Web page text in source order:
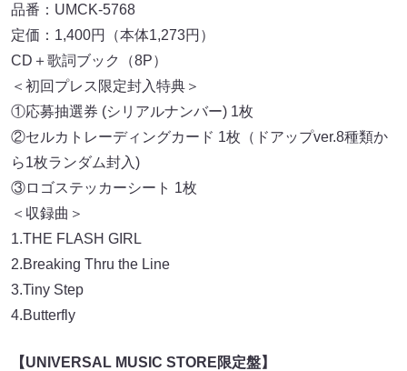
品番：UMCK-5768
定価：1,400円（本体1,273円）
CD＋歌詞ブック（8P）
＜初回プレス限定封入特典＞
①応募抽選券 (シリアルナンバー) 1枚
②セルカトレーディングカード 1枚（ドアップver.8種類か
ら1枚ランダム封入)
③ロゴステッカーシート 1枚
＜収録曲＞
1.THE FLASH GIRL
2.Breaking Thru the Line
3.Tiny Step
4.Butterfly
【UNIVERSAL MUSIC STORE限定盤】